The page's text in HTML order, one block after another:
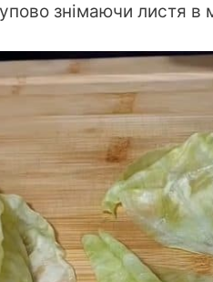
знімаючи листя в